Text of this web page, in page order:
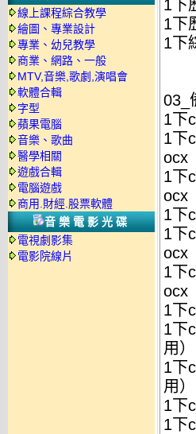
線上課程綜合教學
繪圖、專業設計
專業、幼兒教學
商業、網路、一般
MTV,音樂,歌劇,演唱會
軟體合輯
字型
蘋果電腦
音樂、歌曲
醫學相關
遊戲合輯
電腦遊戲
商用.財經.股票軟體
音樂電影光碟
電視劇影集
電影院線片
1下
1下
1下
03_
1下
1下
ocx
1下
ocx
1下
1下
ocx
1下
ocx
1下
1下
用
1下
用
1下
1下